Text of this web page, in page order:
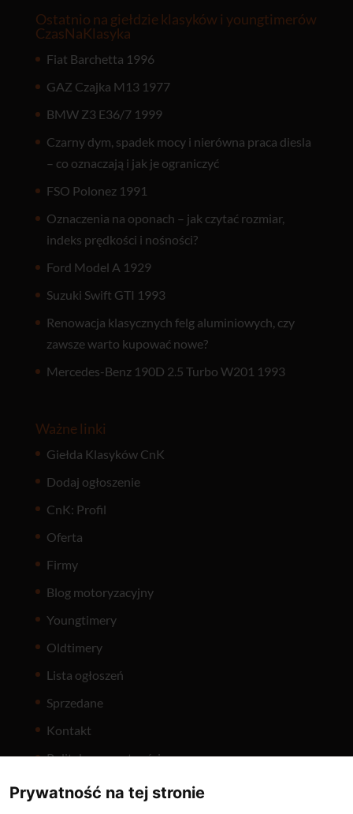
Ostatnio na giełdzie klasyków i youngtimerów
CzasNaKlasyka
Fiat Barchetta 1996
GAZ Czajka M13 1977
BMW Z3 E36/7 1999
Czarny dym, spadek mocy i nierówna praca diesla
– co oznaczają i jak je ograniczyć
FSO Polonez 1991
Oznaczenia na oponach – jak czytać rozmiar,
indeks prędkości i nośności?
Ford Model A 1929
Suzuki Swift GTI 1993
Renowacja klasycznych felg aluminiowych, czy
zawsze warto kupować nowe?
Mercedes-Benz 190D 2.5 Turbo W201 1993
Ważne linki
Giełda Klasyków CnK
Dodaj ogłoszenie
CnK: Profil
Oferta
Firmy
Blog motoryzacyjny
Youngtimery
Oldtimery
Lista ogłoszeń
Sprzedane
Kontakt
Polityka prywatności
Prywatność na tej stronie